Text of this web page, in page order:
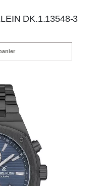
DK.1.13548-3